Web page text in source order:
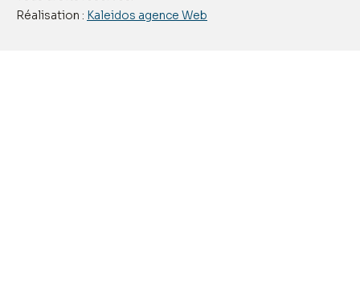
Réalisation : Kaleidos agence Web